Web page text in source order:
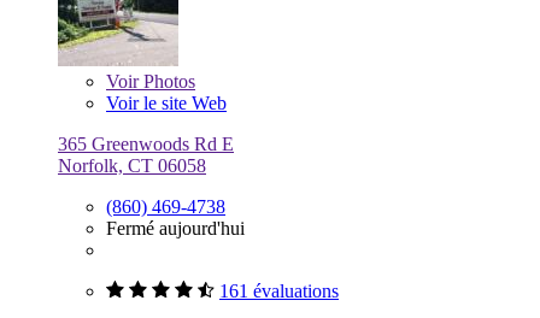
VoirPhotos
Voir le site Web
365 Greenwoods Rd E
Norfolk, CT 06058
(860) 469-4738
Fermé aujourd'hui
161 évaluations